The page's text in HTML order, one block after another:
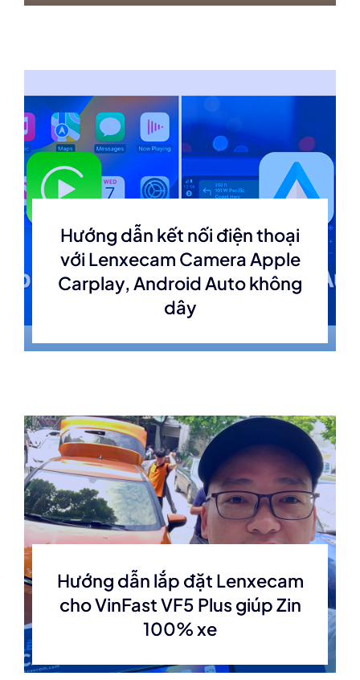
Hướng dẫn kết nối điện thoại
với Lenxecam Camera Apple
Carplay, Android Auto không
dây
Hướng dẫn lắp đặt Lenxecam
cho VinFast VF5 Plus giúp Zin
100% xe